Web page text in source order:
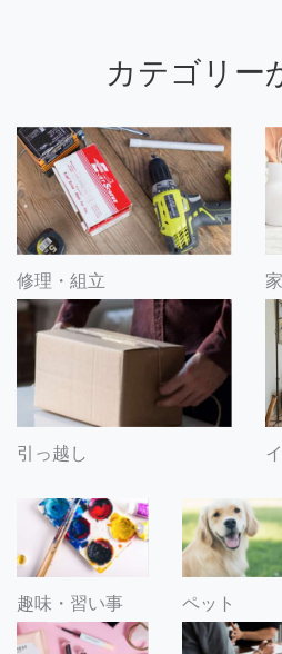
カテゴリー
修理・組立
引っ越し
趣味・習い事 ペット